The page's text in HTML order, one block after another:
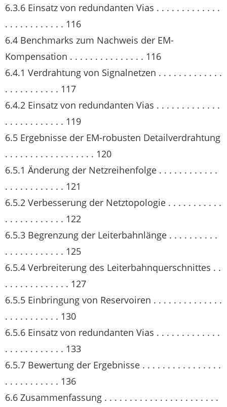
6.3.6 Einsatz von redundanten Vias . . . . . . . . . . . . .
. . . . . . . . . . . . 116
6.4 Benchmarks zum Nachweis der EM-
Kompensation . . . . . . . . . . . . . . . 116
6.4.1 Verdrahtung von Signalnetzen . . . . . . . . . . . . .
. . . . . . . . . . . 117
6.4.2 Einsatz von redundanten Vias . . . . . . . . . . . . .
. . . . . . . . . . . . 119
6.5 Ergebnisse der EM-robusten Detailverdrahtung
. . . . . . . . . . . . . . . . . . 120
6.5.1 Änderung der Netzreihenfolge . . . . . . . . . . . .
. . . . . . . . . . . . 121
6.5.2 Verbesserung der Netztopologie . . . . . . . . . . .
. . . . . . . . . . . . 122
6.5.3 Begrenzung der Leiterbahnlänge . . . . . . . . . .
. . . . . . . . . . . . 125
6.5.4 Verbreiterung des Leiterbahnquerschnittes . .
. . . . . . . . . . . . . 127
6.5.5 Einbringung von Reservoiren . . . . . . . . . . . . . .
. . . . . . . . . . . 130
6.5.6 Einsatz von redundanten Vias . . . . . . . . . . . . .
. . . . . . . . . . . . 133
6.5.7 Bewertung der Ergebnisse . . . . . . . . . . . . . . . .
. . . . . . . . . . . 136
6.6 Zusammenfassung . . . . . . . . . . . . . . . . . . . . . . .